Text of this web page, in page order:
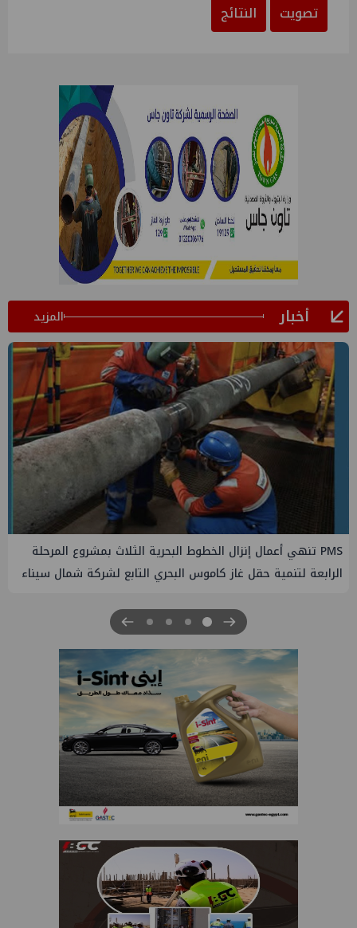
تصويت
النتائج
أخبار المزيد
PMS تنهي أعمال إنزال الخطوط البحرية الثلاث بمشروع المرحلة
الرابعة لتنمية حقل غاز كاموس البحري التابع لشركة شمال سيناء